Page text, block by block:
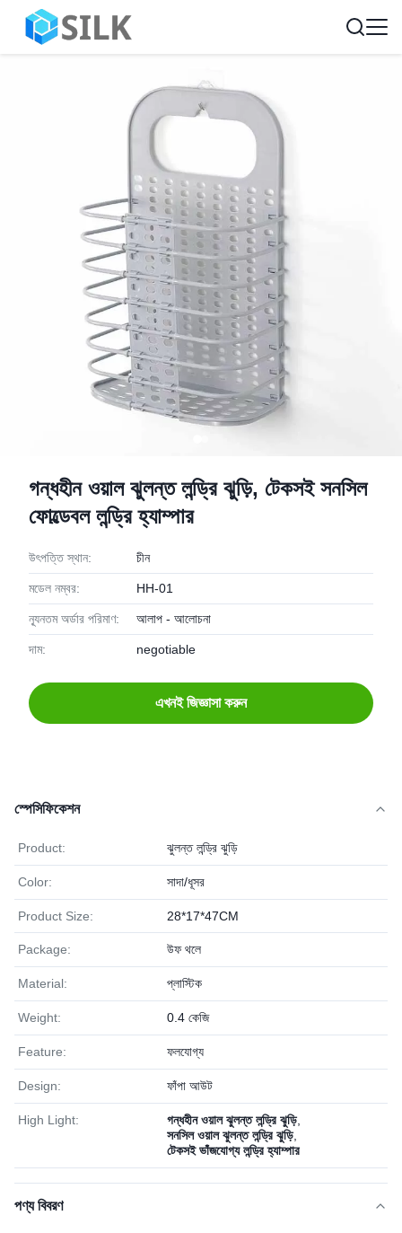
গন্ধহীন ওয়াল ঝুলন্ত লন্ড্রি ঝুড়ি, টেকসই সনসিল
ফোল্ডেবল লন্ড্রি হ্যাম্পার
উৎপত্তি স্থান: চীন
মডেল নম্বর: HH-01
ন্যূনতম অর্ডার পরিমাণ: আলাপ - আলোচনা
দাম: negotiable
এখনই জিজ্ঞাসা করুন
স্পেসিফিকেশন
Product: ঝুলন্ত লন্ড্রি ঝুড়ি
Color: সাদা/ধূসর
Product Size: 28*17*47CM
Package: উফ থলে
Material: প্লাস্টিক
Weight: 0.4 কেজি
Feature: ফলযোগ্য
Design: ফাঁপা আউট
High Light: গন্ধহীন ওয়াল ঝুলন্ত লন্ড্রি ঝুড়ি,
সনসিল ওয়াল ঝুলন্ত লন্ড্রি ঝুড়ি,
টেকসই ভাঁজযোগ্য লন্ড্রি হ্যাম্পার
পণ্য বিবরণ